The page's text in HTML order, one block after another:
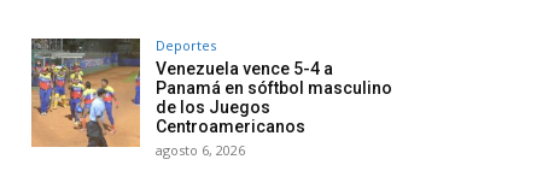
Deportes
Venezuela vence 5-4 a
Panamá en sóftbol masculino
de los Juegos
Centroamericanos
agosto 6, 2026